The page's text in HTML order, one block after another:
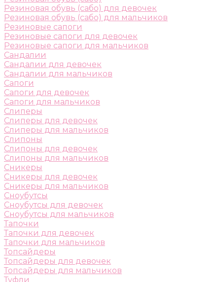
Резиновая обувь (сабо) для девочек
Резиновая обувь (сабо) для мальчиков
Резиновые сапоги
Резиновые сапоги для девочек
Резиновые сапоги для мальчиков
Сандалии
Сандалии для девочек
Сандалии для мальчиков
Сапоги
Сапоги для девочек
Сапоги для мальчиков
Слиперы
Слиперы для девочек
Слиперы для мальчиков
Слипоны
Слипоны для девочек
Слипоны для мальчиков
Сникеры
Сникеры для девочек
Сникеры для мальчиков
Сноубутсы
Сноубутсы для девочек
Сноубутсы для мальчиков
Тапочки
Тапочки для девочек
Тапочки для мальчиков
Топсайдеры
Топсайдеры для девочек
Топсайдеры для мальчиков
Туфли